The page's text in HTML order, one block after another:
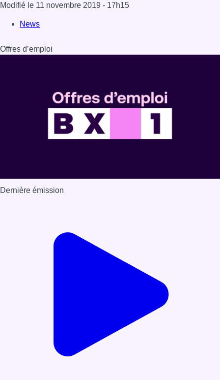
Modifié le 11 novembre 2019 - 17h15
News
Offres d’emploi
Dernière émission